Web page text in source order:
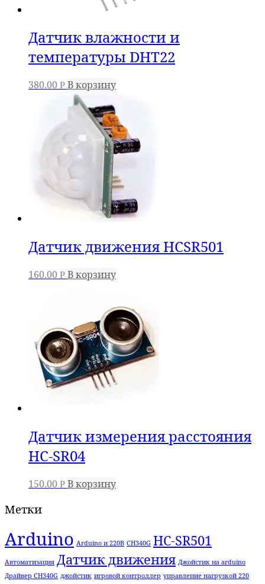
Датчик влажности и
температуры DHT22
380.00 Р В корзину
Датчик движения HCSR501
160.00 Р В корзину
Датчик измерения расстояния
HC-SR04
150.00 Р В корзину
Метки
Arduino Arduino и 220В CH340G HC-SR501
Автоматизация Датчик движения Джойстик на arduino
Драйвер CH340G джойстик игровой контроллер управление нагрузкой 220